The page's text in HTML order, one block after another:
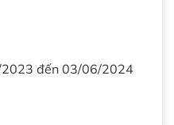
đến 03/06/2024